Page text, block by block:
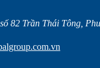
82 Trần Thái Tông,